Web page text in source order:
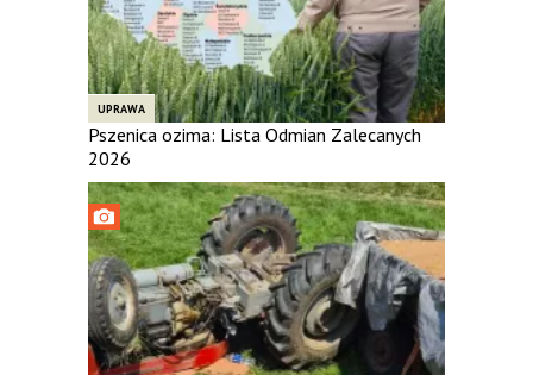
UPRAWA
Pszenica ozima: Lista Odmian Zalecanych
2026